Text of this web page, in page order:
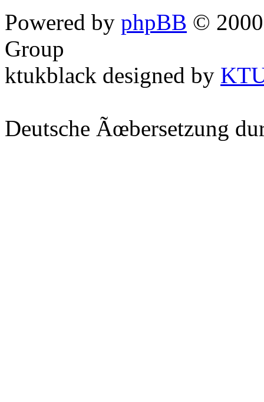
Powered by phpBB ©
Group
ktukblack designed by
Deutsche Ãœbersetzung